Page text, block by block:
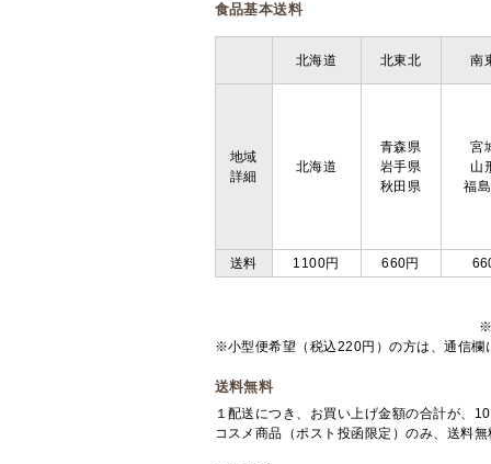
食品基本送料
北海道 北東北 南
地域
詳細
北海道
青森県
岩手県
秋田県
宮
山
福
送料 1100円 660円
※
※小型便希望（税込220円）の方は、通信欄
送料無料
１配送につき、お買い上げ金額の合計が、
コスメ商品（ポスト投函限定）のみ、送料